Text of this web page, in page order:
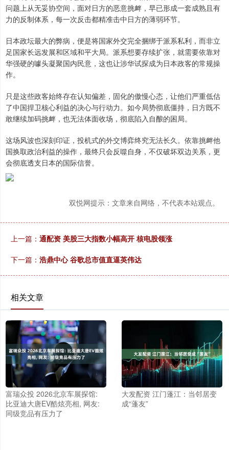
问题上从无妥协空间，面对日方的恶意挑衅，早已形成一套成熟且有
力的反制体系，每一次反击都精准击中日方的薄弱环节。
日本政坛最大的弊病，便是将国家外交完全捆绑于派系私利，而非立
足国家长远发展和区域和平大局。派系想要存续扩张，就需要依靠对
华强硬的噱头凝聚国内民意，这也让涉华试探成为日本政客的常规操
作。
只是这些政客始终存在认知偏差，固化的傲慢心态，让他们严重低估
了中国捍卫核心利益的决心与行动力。如今局势彻底僵持，日方既不
敢继续加码挑衅，也无法体面收场，彻底陷入自酿的困局。
这场风波也深刻印证，投机式的外交博弈终究无法长久。依靠挑衅他
国换取政治利益的操作，最终只会反噬自身，不仅破坏双边关系，更
会彻底透支日本的国际信誉。
双悦网提示：文章来自网络，不代表本站观点。
上一篇： 通配资 美股三大指数小幅高开 核电股领涨
下一篇： 浩鼎中心 谷歌总市值直逼英伟达
相关文章
富瑞众投 2026北京车展探馆:
比亚迪大唐EV酷炫亮相, 网友:
同级竞品有压力了
大发配资 江门蓬江：当邻居变
成“蓬友”